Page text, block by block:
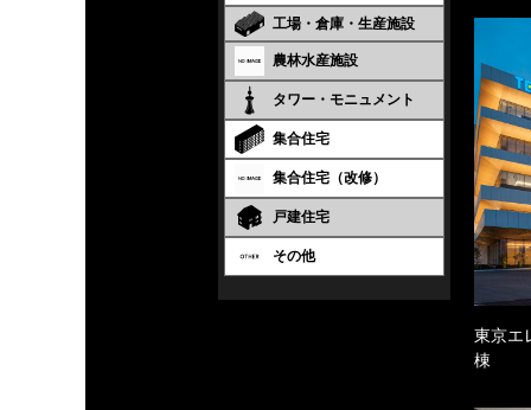
工場・倉庫・生産施設
農林水産施設
タワー・モニュメント
集合住宅
集合住宅（改修）
戸建住宅
その他
東京エ
棟